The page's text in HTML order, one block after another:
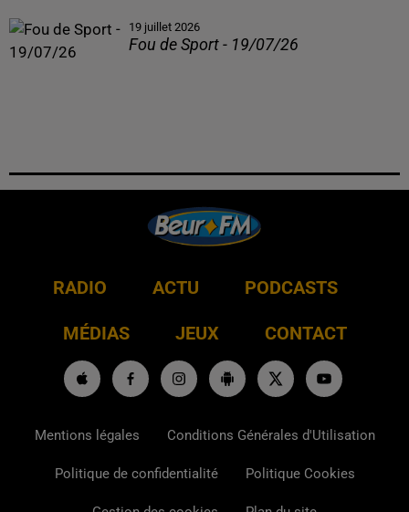
19 juillet 2026
Fou de Sport - 19/07/26
RADIO ACTU PODCASTS
MÉDIAS JEUX CONTACT
Mentions légales Conditions Générales d'Utilisation
Politique de confidentialité Politique Cookies